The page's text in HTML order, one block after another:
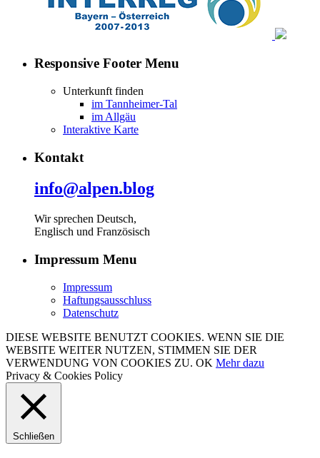
Responsive Footer Menu
Unterkunft finden
im Tannheimer-Tal
im Allgäu
Interaktive Karte
Kontakt
info@alpen.blog
Wir sprechen Deutsch,
Englisch und Französisch
Impressum Menu
Impressum
Haftungsausschluss
Datenschutz
DIESE WEBSITE BENUTZT COOKIES. WENN SIE DIE
WEBSITE WEITER NUTZEN, STIMMEN SIE DER
VERWENDUNG VON COOKIES ZU. OK Mehr dazu
Privacy & Cookies Policy
Schließen